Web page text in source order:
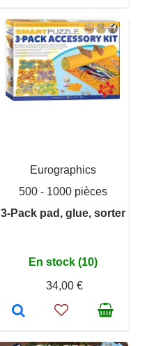
Eurographics
500 - 1000 pièces
3-Pack pad, glue, sorter
En stock (10)
34,00 €